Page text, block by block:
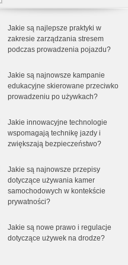
Jakie są najlepsze praktyki w
zakresie zarządzania stresem
podczas prowadzenia pojazdu?
Jakie są najnowsze kampanie
edukacyjne skierowane przeciwko
prowadzeniu po używkach?
Jakie innowacyjne technologie
wspomagają technikę jazdy i
zwiększają bezpieczeństwo?
Jakie są najnowsze przepisy
dotyczące używania kamer
samochodowych w kontekście
prywatności?
Jakie są nowe prawo i regulacje
dotyczące używek na drodze?